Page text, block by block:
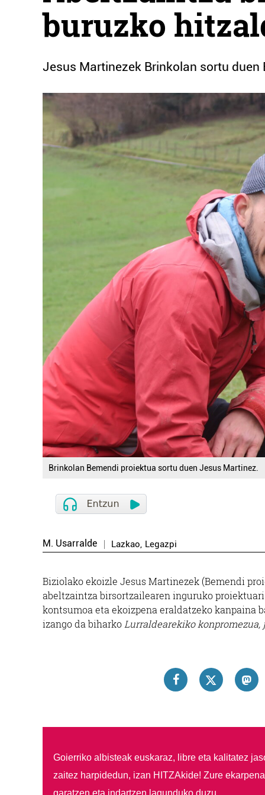
buruzko
Jesus Martinezek Brinkolan sortu
Brinkolan Bemendi proiektua sortu duen Jesus Martinez.
M. Usarralde Lazkao, Legazpi
Biziolako ekoizle Jesus Martinezek (Bemendi
abeltzaintza birsortzailearen inguruko
kontsumoa eta ekoizpena eraldatzeko kanpaina
izango da biharko Lurraldearekiko
Goierriko albisteak euskaraz, libre eta kalitatez
zaitez harpidedun, izan HITZAkide! Zure
garatzen eta indartzen lagunduko duzu.